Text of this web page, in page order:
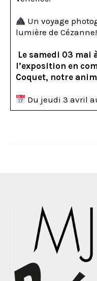
Un voyage
lumière de Cézanne!
Le samedi 03 mai
l’exposition en
Coquet, notre
Du jeudi 3 avril